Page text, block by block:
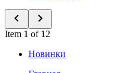
Item 1 of 12
Новинки